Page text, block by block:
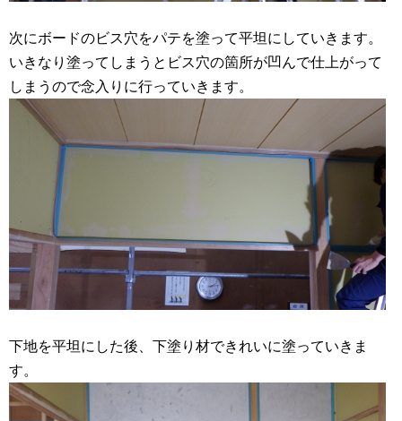
次にボードのビス穴をパテを塗って平坦にしていきます。
いきなり塗ってしまうとビス穴の箇所が凹んで仕上がって
しまうので念入りに行っていきます。
下地を平坦にした後、下塗り材できれいに塗っていきま
す。